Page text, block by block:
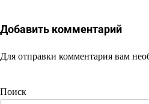
Добавить комментарий
Для отправки комментария вам
Поиск